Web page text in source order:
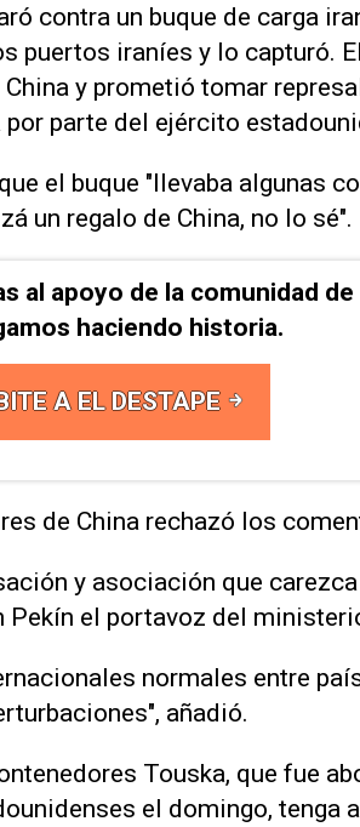
​contra un ⁠buque de carga
puertos iraníes ⁠y lo capturó.
⁠y prometió tomar
parte del ‌ejército
el buque "llevaba algunas
​un ‌regalo de China, no lo sé".
al apoyo de la comunidad de
haciendo historia.
A EL DESTAPE
de China rechazó los
⁠y asociación que
el portavoz del
normales entre
añadió.
Touska, que fue
el domingo, tenga